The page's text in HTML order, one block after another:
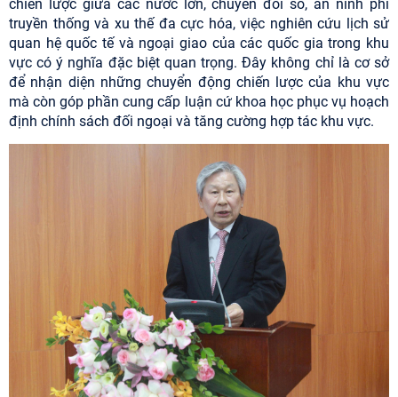
chiến lược giữa các nước lớn, chuyển đổi số, an ninh phi
truyền thống và xu thế đa cực hóa, việc nghiên cứu lịch sử
quan hệ quốc tế và ngoại giao của các quốc gia trong khu
vực có ý nghĩa đặc biệt quan trọng. Đây không chỉ là cơ sở
để nhận diện những chuyển động chiến lược của khu vực
mà còn góp phần cung cấp luận cứ khoa học phục vụ hoạch
định chính sách đối ngoại và tăng cường hợp tác khu vực.